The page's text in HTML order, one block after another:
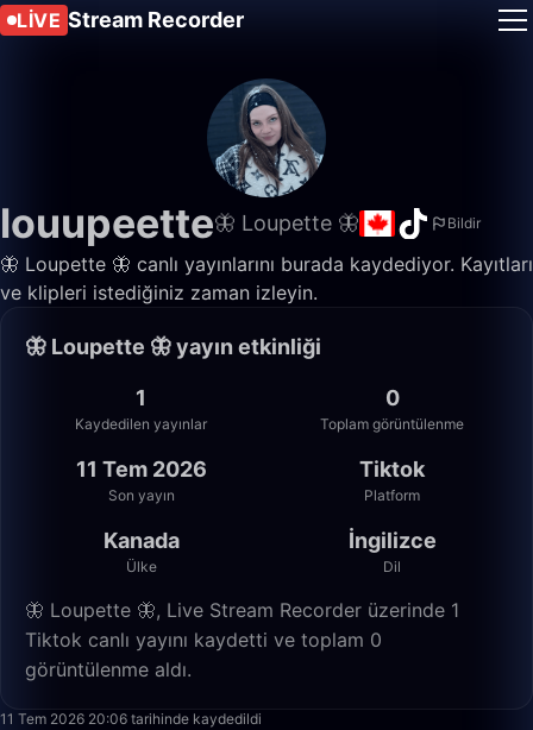
LIVE Stream Recorder
louupeette🦋 Loupette 🦋 Bildir
🦋 Loupette 🦋 canlı yayınlarını burada kaydediyor. Kayıtları
ve klipleri istediğiniz zaman izleyin.
🦋 Loupette 🦋 yayın etkinliği
1
Kaydedilen yayınlar
0
Toplam görüntülenme
11 Tem 2026
Son yayın
Tiktok
Platform
Kanada
Ülke
İngilizce
Dil
🦋 Loupette 🦋, Live Stream Recorder üzerinde 1
Tiktok canlı yayını kaydetti ve toplam 0
görüntülenme aldı.
11 Tem 2026 20:06 tarihinde kaydedildi